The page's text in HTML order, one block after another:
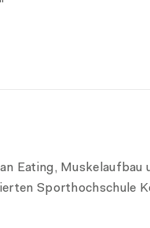
Eating, Muskelaufbau
Sporthochschule